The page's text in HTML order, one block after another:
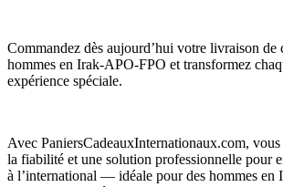
Commandez dès aujourd’hui votre livraison de
hommes en Irak-APO-FPO et transformez
expérience spéciale.
Avec PaniersCadeauxInternationaux.com,
la fiabilité et une solution professionnelle pour
à l’international — idéale pour des hommes en